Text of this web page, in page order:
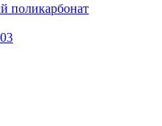
поликарбонат